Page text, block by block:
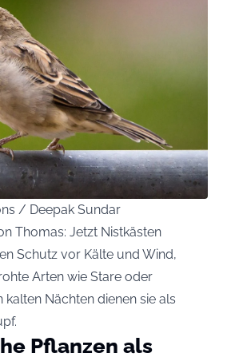
/ Deepak Sundar
Thomas: Jetzt Nistkästen
Schutz vor Kälte und Wind,
Arten wie Stare oder
kalten Nächten dienen sie als
Pflanzen als